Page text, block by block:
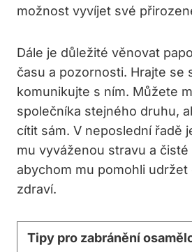
možnost vyvíjet své
Dále je důležité věnovat
času a pozornosti. Hrajte se
komunikujte s ním. Můžete
společníka stejného druhu,
cítit sám. V neposlední řadě
mu vyváženou stravu a
abychom mu pomohli
zdraví.
Tipy pro zabránění